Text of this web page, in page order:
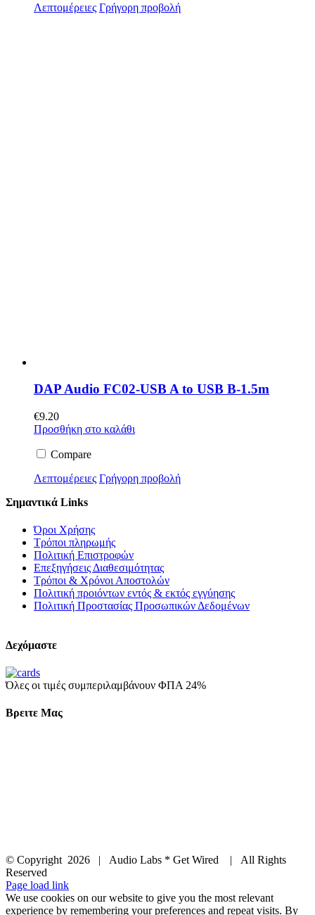
Λεπτομέρειες Γρήγορη προβολή
DAP Audio FC02-USB A to USB B-1.5m
€9.20
Προσθήκη στο καλάθι
Compare
Λεπτομέρειες Γρήγορη προβολή
Σημαντικά Links
Όροι Χρήσης
Τρόποι πληρωμής
Πολιτική Επιστροφών
Επεξηγήσεις Διαθεσιμότητας
Τρόποι & Χρόνοι Αποστολών
Πολιτική προιόντων εντός & εκτός εγγύησης
Πολιτική Προστασίας Προσωπικών Δεδομένων
Δεχόμαστε
Όλες οι τιμές συμπεριλαμβάνουν ΦΠΑ 24%
Βρειτε Μας
© Copyright 2026 | Audio Labs * Get Wired | All Rights
Reserved
Facebook
Instagram
YouTube
LinkedIn
X
Page load link
We use cookies on our website to give you the most relevant
experience by remembering your preferences and repeat visits. By